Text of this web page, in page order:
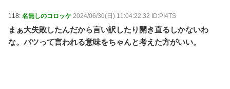
118: 名無しのコロッケ 2024/06/30(日) 11:04:22.32 ID:PI4TS
まぁ大失敗したんだから言い訳したり開き直るしかないわ
な。バツって言われる意味をちゃんと考えた方がいい。